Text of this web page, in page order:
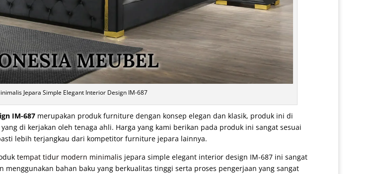
Jepara Simple Elegant Interior Design IM-687
IM-687 merupakan produk furniture dengan konsep elegan dan klasik, produk ini di
di kerjakan oleh tenaga ahli. Harga yang kami berikan pada produk ini sangat sesuai
lebih terjangkau dari kompetitor furniture jepara lainnya.
tempat tidur modern minimalis jepara simple elegant interior design IM-687 ini sangat
bahan baku yang berkualitas tinggi serta proses pengerjaan yang sangat